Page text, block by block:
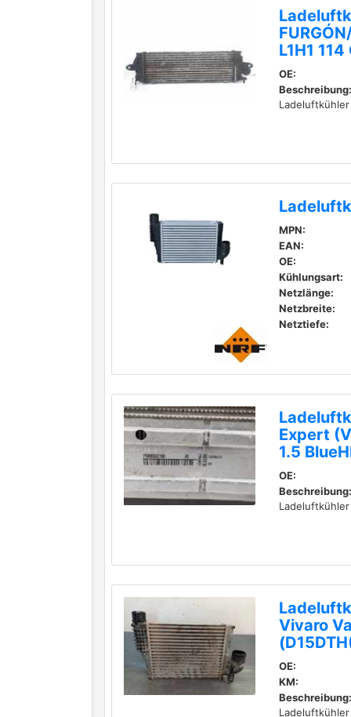
L1H1
OE:
Beschreibung:
Ladeluftkühler
MPN:
EAN:
OE:
Kühlungsart:
Netzlänge:
Netzbreite:
Netztiefe:
Expert
1.5
OE:
Beschreibung:
Ladeluftkühler
Vivaro
OE:
KM:
Beschreibung:
Ladeluftkühler